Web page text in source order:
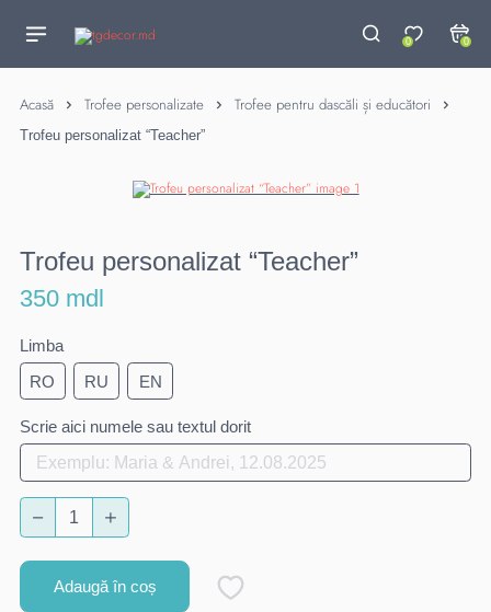
0 0
Acasă Trofee personalizate Trofee pentru dascăli și educători
Trofeu personalizat “Teacher”
Trofeu personalizat “Teacher”
350 mdl
Limba
RO
RU EN
Scrie aici numele sau textul dorit
Adaugă în coș